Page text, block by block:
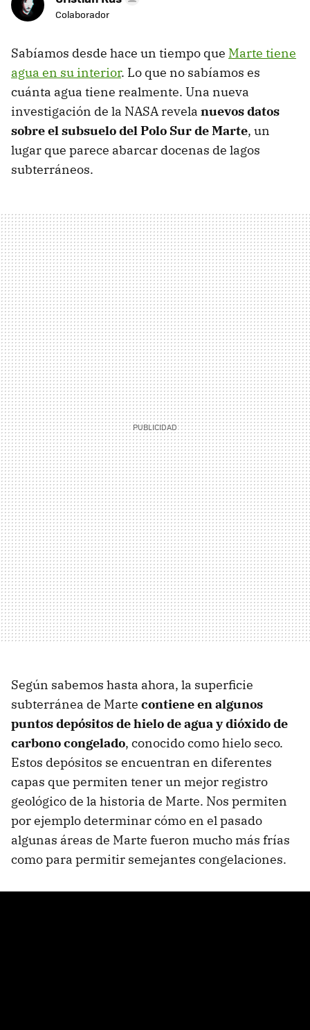
Colaborador
Sabíamos desde hace un tiempo que Marte tiene
agua en su interior. Lo que no sabíamos es
cuánta agua tiene realmente. Una nueva
investigación de la NASA revela nuevos datos
sobre el subsuelo del Polo Sur de Marte, un
lugar que parece abarcar docenas de lagos
subterráneos.
Según sabemos hasta ahora, la superficie
subterránea de Marte contiene en algunos
puntos depósitos de hielo de agua y dióxido de
carbono congelado, conocido como hielo seco.
Estos depósitos se encuentran en diferentes
capas que permiten tener un mejor registro
geológico de la historia de Marte. Nos permiten
por ejemplo determinar cómo en el pasado
algunas áreas de Marte fueron mucho más frías
como para permitir semejantes congelaciones.